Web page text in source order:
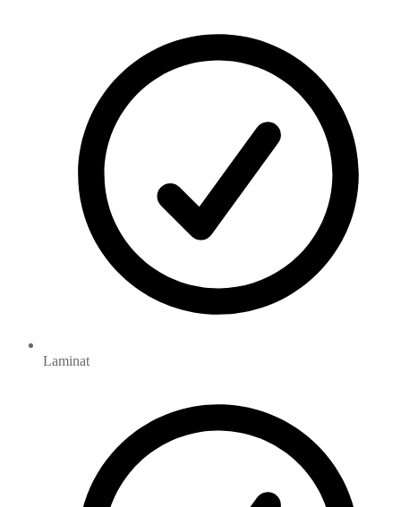
Laminat